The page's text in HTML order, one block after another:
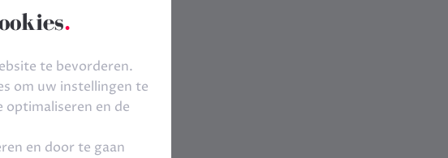
.
te bevorderen.
om uw instellingen te
en de
en door te gaan